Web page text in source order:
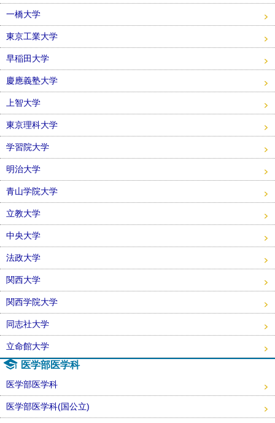
一橋大学
東京工業大学
早稲田大学
慶應義塾大学
上智大学
東京理科大学
学習院大学
明治大学
青山学院大学
立教大学
中央大学
法政大学
関西大学
関西学院大学
同志社大学
立命館大学
医学部医学科
医学部医学科
医学部医学科(国公立)